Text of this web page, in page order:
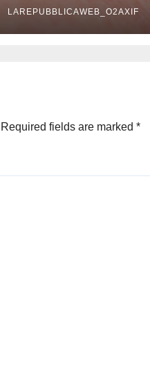
LAREPUBBLICAWEB_O2AXIF
Required fields are marked *